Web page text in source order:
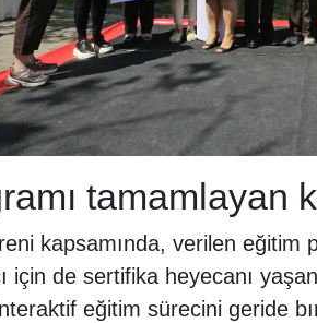
tamamlayan
kapsamında, verilen eğitim
için de sertifika heyecanı
eğitim sürecini geride